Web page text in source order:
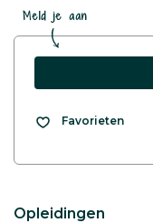
Meld je aan
Favorieten
Opleidingen